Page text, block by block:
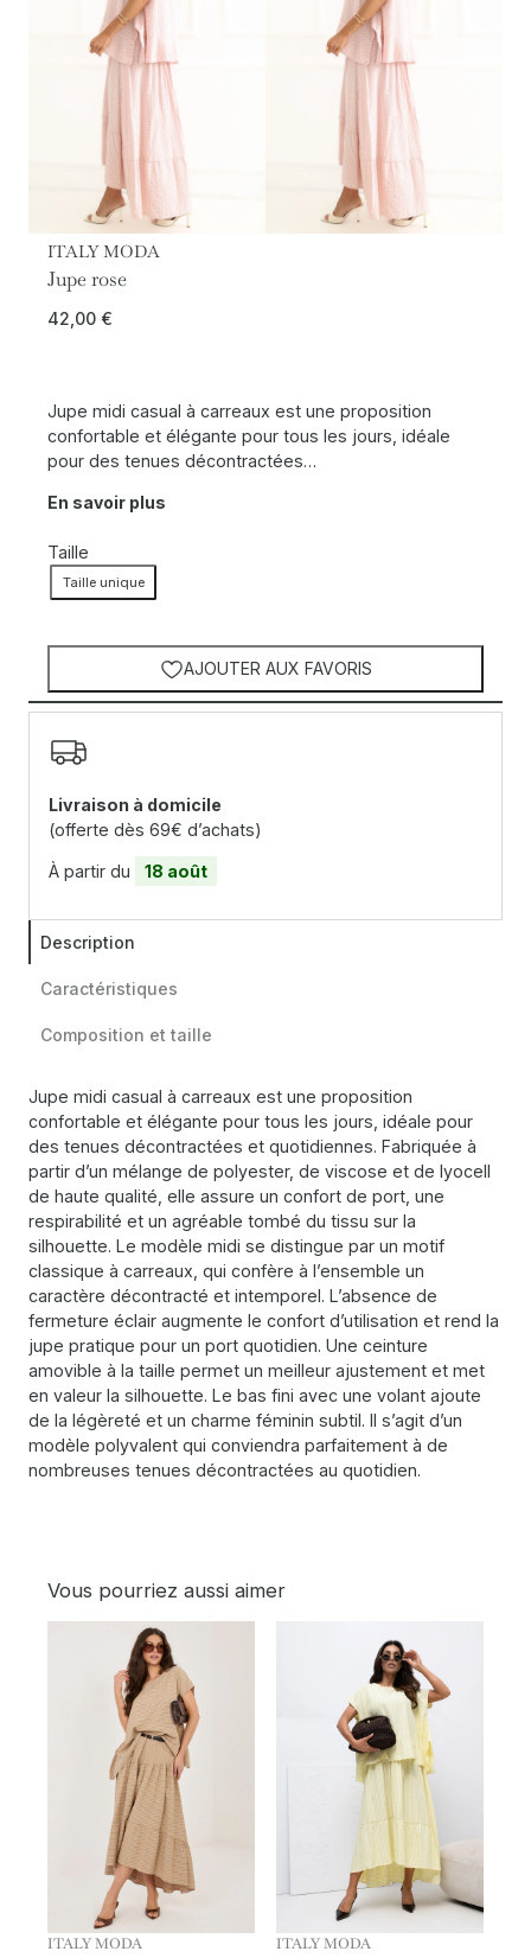
ITALY MODA
Jupe rose
42,00 €
Jupe midi casual à carreaux est une proposition
confortable et élégante pour tous les jours, idéale
pour des tenues décontractées…
En savoir plus
Taille
Taille unique
AJOUTER AUX FAVORIS
Livraison à domicile
(offerte dès 69€ d’achats)
À partir du 18 août
Description
Caractéristiques
Composition et taille
Jupe midi casual à carreaux est une proposition
confortable et élégante pour tous les jours, idéale pour
des tenues décontractées et quotidiennes. Fabriquée à
partir d’un mélange de polyester, de viscose et de lyocell
de haute qualité, elle assure un confort de port, une
respirabilité et un agréable tombé du tissu sur la
silhouette. Le modèle midi se distingue par un motif
classique à carreaux, qui confère à l’ensemble un
caractère décontracté et intemporel. L’absence de
fermeture éclair augmente le confort d’utilisation et rend la
jupe pratique pour un port quotidien. Une ceinture
amovible à la taille permet un meilleur ajustement et met
en valeur la silhouette. Le bas fini avec une volant ajoute
de la légèreté et un charme féminin subtil. Il s’agit d’un
modèle polyvalent qui conviendra parfaitement à de
nombreuses tenues décontractées au quotidien.
Vous pourriez aussi aimer
ITALY MODA ITALY MODA